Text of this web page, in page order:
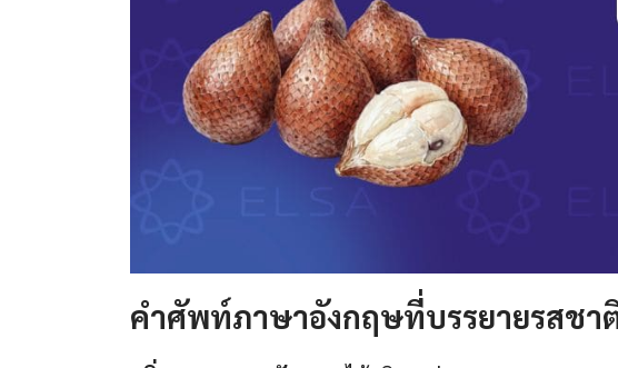
คำศัพท์ภาษาอังกฤษที่บรรยายรสชา